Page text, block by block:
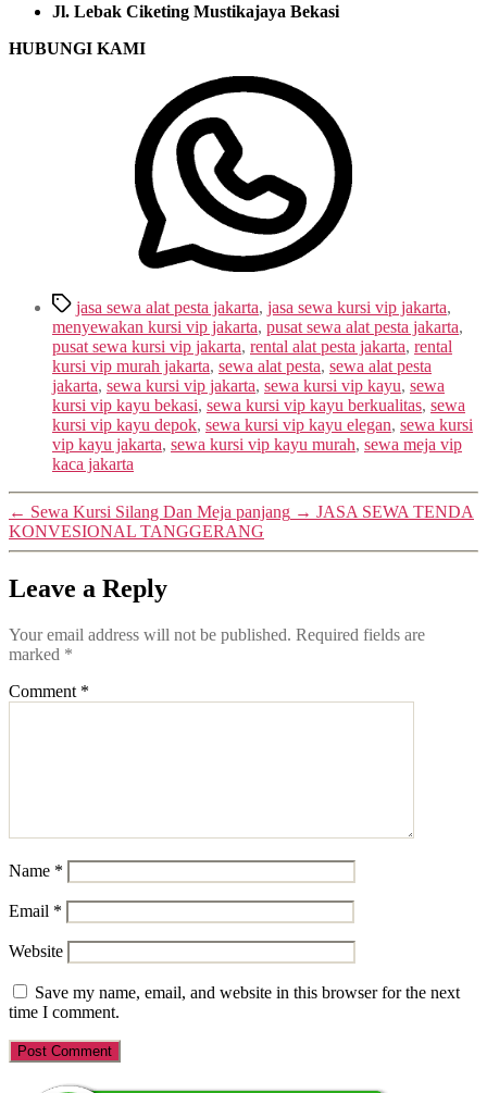
Jl. Lebak Ciketing Mustikajaya Bekasi
HUBUNGI KAMI
Tagsjasa sewa alat pesta jakarta, jasa sewa kursi vip jakarta,
menyewakan kursi vip jakarta, pusat sewa alat pesta jakarta,
pusat sewa kursi vip jakarta, rental alat pesta jakarta, rental
kursi vip murah jakarta, sewa alat pesta, sewa alat pesta
jakarta, sewa kursi vip jakarta, sewa kursi vip kayu, sewa
kursi vip kayu bekasi, sewa kursi vip kayu berkualitas, sewa
kursi vip kayu depok, sewa kursi vip kayu elegan, sewa kursi
vip kayu jakarta, sewa kursi vip kayu murah, sewa meja vip
kaca jakarta
← Sewa Kursi Silang Dan Meja panjang → JASA SEWA TENDA
KONVESIONAL TANGGERANG
Leave a Reply
Your email address will not be published. Required fields are
marked *
Comment *
Name *
Email *
Website
Save my name, email, and website in this browser for the next
time I comment.